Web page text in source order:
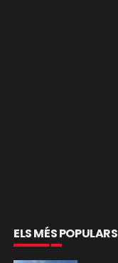
ELS MÉS POPULARS